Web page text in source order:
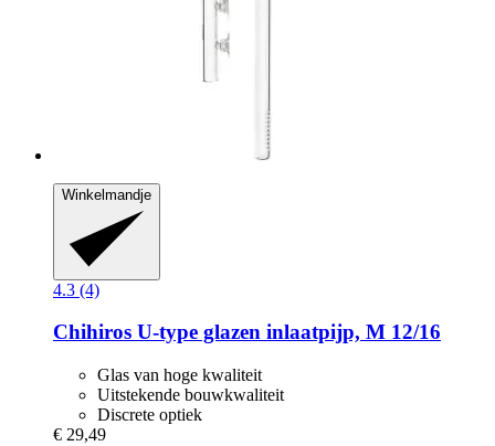
Winkelmandje
4.3 (4)
Chihiros U-​type glazen inlaatpijp, M 12/16
Glas van hoge kwaliteit
Uitstekende bouwkwaliteit
Discrete optiek
€ 29,49